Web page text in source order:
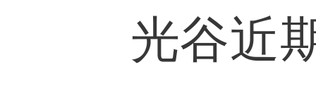
光谷近期